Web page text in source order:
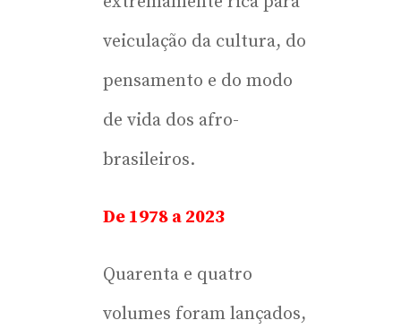
veiculação da cultura, do
pensamento e do modo
de vida dos afro-
brasileiros.
De 1978 a 2023
Quarenta e quatro
volumes foram lançados,